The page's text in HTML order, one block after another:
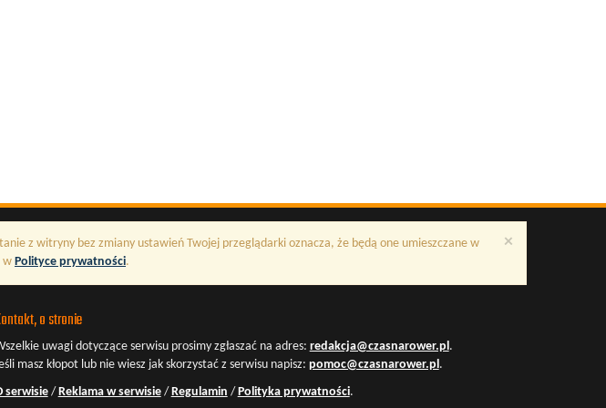
×
z witryny bez zmiany ustawień Twojej przeglądarki oznacza, że będą one umieszczane w
w Polityce prywatności.
o stronie
uwagi dotyczące serwisu prosimy zgłaszać na adres: redakcja@czasnarower.pl .
masz kłopot lub nie wiesz jak skorzystać z serwisu napisz: pomoc@czasnarower.pl .
serwisie/Reklama w serwisie/Regulamin /Polityka prywatności.